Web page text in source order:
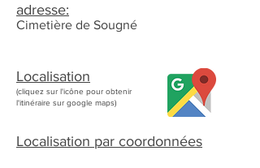
adresse:
Cimetière de Sougné
Localisation
(cliquez sur l'icône pour obtenir
l'itinéraire sur google maps)
Localisation par coordonnées